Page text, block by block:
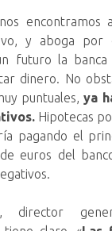
encontramos
y aboga
futuro la banca
dinero. No
puntuales,ya
Hipotecas
pagando el
euros del
director